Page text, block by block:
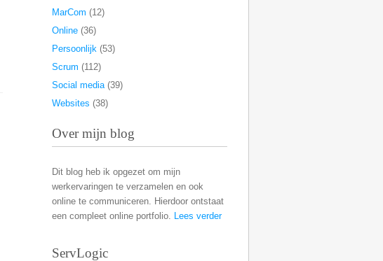
MarCom (12)
Online (36)
Persoonlijk (53)
Scrum (112)
Social media(39)
Websites (38)
Over mijn blog
Dit blog heb ik opgezet om mijn
werkervaringen te verzamelen en ook
online te communiceren. Hierdoor ontstaat
een compleet online portfolio. Lees verder
ServLogic